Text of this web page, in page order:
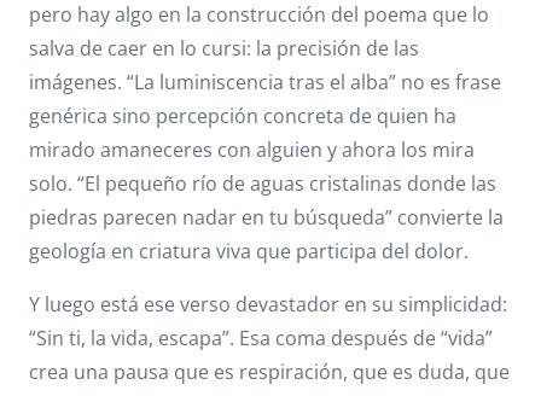
pero hay algo en la construcción del poema que lo
salva de caer en lo cursi: la precisión de las
imágenes. “La luminiscencia tras el alba” no es frase
genérica sino percepción concreta de quien ha
mirado amaneceres con alguien y ahora los mira
solo. “El pequeño río de aguas cristalinas donde las
piedras parecen nadar en tu búsqueda” convierte la
geología en criatura viva que participa del dolor.
Y luego está ese verso devastador en su simplicidad:
“Sin ti, la vida, escapa”. Esa coma después de “vida”
crea una pausa que es respiración, que es duda, que